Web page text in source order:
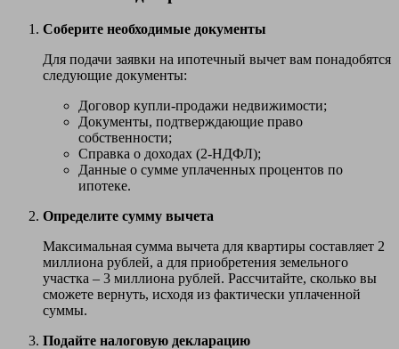
Соберите необходимые документы
Для подачи заявки на ипотечный вычет вам понадобятся
следующие документы:
Договор купли-продажи недвижимости;
Документы, подтверждающие право
собственности;
Справка о доходах (2-НДФЛ);
Данные о сумме уплаченных процентов по
ипотеке.
Определите сумму вычета
Максимальная сумма вычета для квартиры составляет 2
миллиона рублей, а для приобретения земельного
участка – 3 миллиона рублей. Рассчитайте, сколько вы
сможете вернуть, исходя из фактически уплаченной
суммы.
Подайте налоговую декларацию